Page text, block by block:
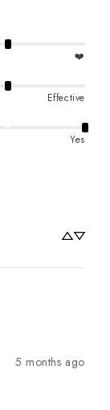
❤️
Effective
Yes
5 months ago